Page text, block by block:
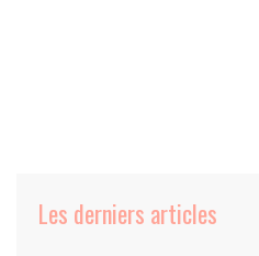
Les derniers articles